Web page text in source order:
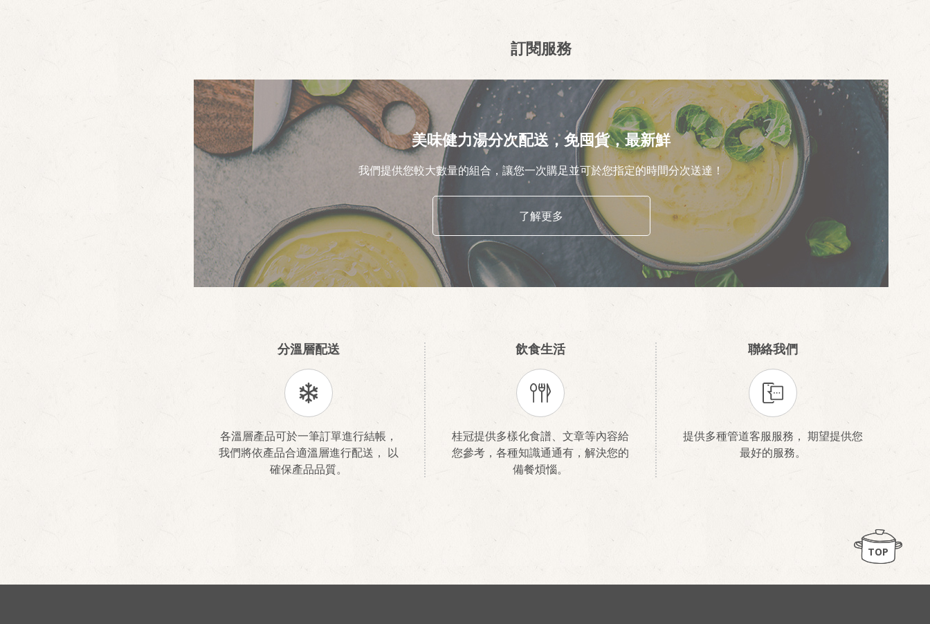
訂閱服務
美味健力湯分次配送，免囤貨，最新鮮
我們提供您較大數量的組合，讓您一次購足並可於您指定的時間分次送達！
了解更多
分溫層配送
各溫層產品可於一筆訂單進行結帳，
我們將依產品合適溫層進行配送， 以
確保產品品質。
飲食生活
桂冠提供多樣化食譜、文章等內容給
您參考，各種知識通通有，解決您的
備餐煩惱。
聯絡我們
提供多種管道客服服務， 期望提供您
最好的服務。
TOP